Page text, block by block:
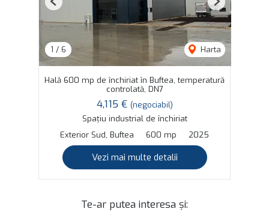
1 / 6 Harta
Previous Next
Hală 600 mp de închiriat în Buftea, temperatură
controlată, DN7
4,115 € (negociabil)
Spațiu industrial de închiriat
Exterior Sud, Buftea
600 mp 2025
Vezi mai multe detalii
Te-ar putea interesa și: